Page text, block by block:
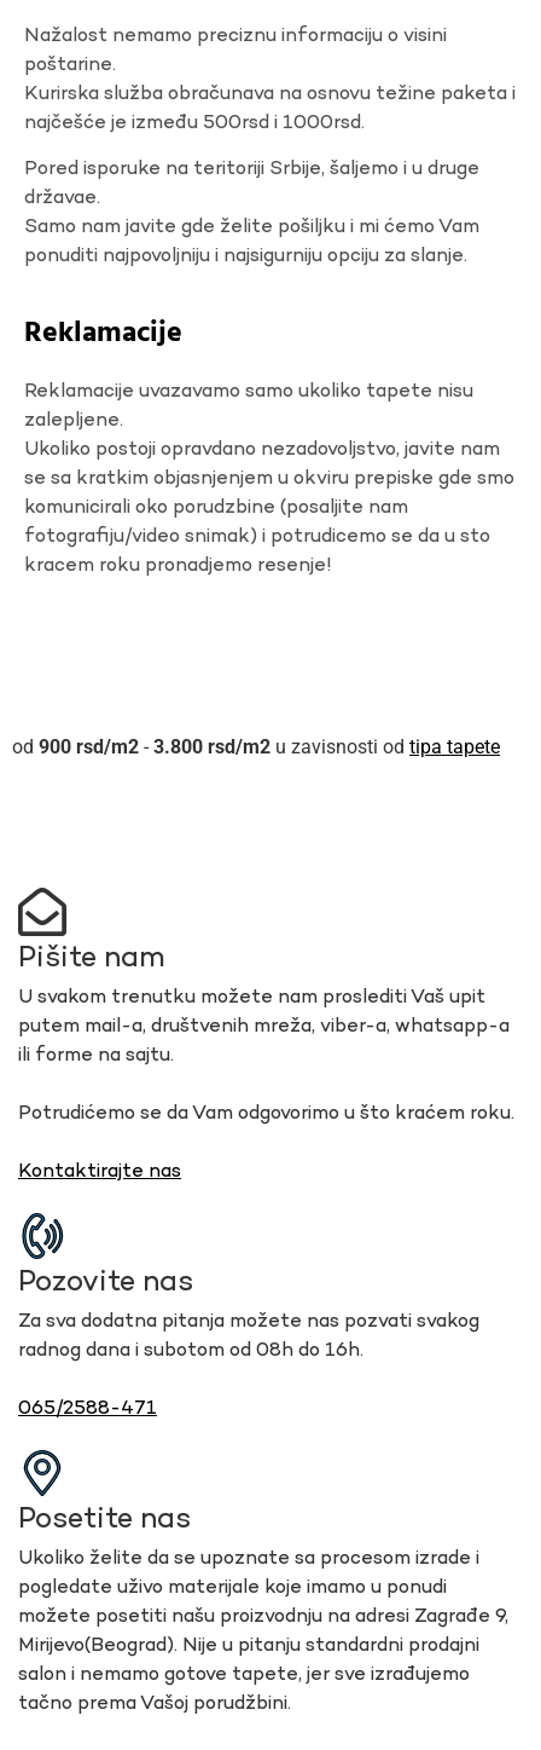
Nažalost nemamo preciznu informaciju o visini
poštarine.
Kurirska služba obračunava na osnovu težine paketa i
najčešće je između 500rsd i 1000rsd.
Pored isporuke na teritoriji Srbije, šaljemo i u druge
državae.
Samo nam javite gde želite pošiljku i mi ćemo Vam
ponuditi najpovoljniju i najsigurniju opciju za slanje.
Reklamacije
Reklamacije uvazavamo samo ukoliko tapete nisu
zalepljene.
Ukoliko postoji opravdano nezadovoljstvo, javite nam
se sa kratkim objasnjenjem u okviru prepiske gde smo
komunicirali oko porudzbine (posaljite nam
fotografiju/video snimak) i potrudicemo se da u sto
kracem roku pronadjemo resenje!
900 rsd - 3.800 rsd u zavisnosti od tipa tapete
Pišite nam
U svakom trenutku možete nam proslediti Vaš upit
putem mail-a, društvenih mreža, viber-a, whatsapp-a
ili forme na sajtu.
Potrudićemo se da Vam odgovorimo u što kraćem roku.
Kontaktirajte nas
Pozovite nas
Za sva dodatna pitanja možete nas pozvati svakog
radnog dana i subotom od 08h do 16h.
065/2588-471
Posetite nas
Ukoliko želite da se upoznate sa procesom izrade i
pogledate uživo materijale koje imamo u ponudi
možete posetiti našu proizvodnju na adresi Zagrađe 9,
Mirijevo(Beograd). Nije u pitanju standardni prodajni
salon i nemamo gotove tapete, jer sve izrađujemo
tačno prema Vašoj porudžbini.